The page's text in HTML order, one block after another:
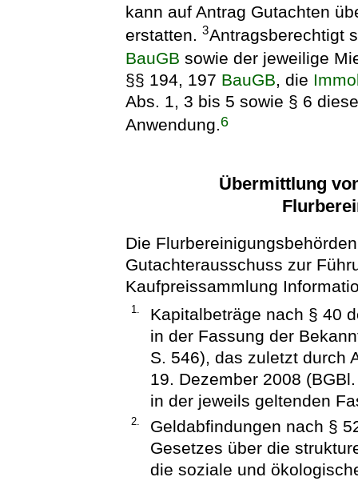
kann auf Antrag Gutachten
erstatten.3Antragsberechtigt
BauGB sowie der jeweilige
§§ 194, 197 BauGB, die
Abs. 1, 3 bis 5 sowie § 6
Anwendung.6
Übermittlung
Die
Gutachterausschuss zur
Kaufpreissammlung
1.
Kapitalbeträge nach § 40
in der Fassung der
S. 546), das zuletzt durch
19. Dezember 2008
in der jeweils geltenden
2.
Geldabfindungen nach §
Gesetzes über die
die soziale und